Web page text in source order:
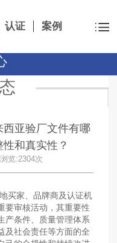
认证 案例
亚验厂文件有哪
和真实性？
览:2304次
家、品牌商及认证机
要审核活动，其重要性
产条件、质量管理体系
及社会责任等方面的全